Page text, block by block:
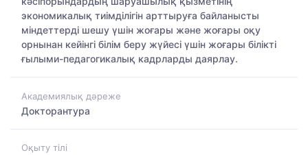
экономикалық тиімділігін арттыруға байланысты
міндеттерді шешу үшін жоғары және жоғары оқу
орнынан кейінгі білім беру жүйесі үшін жоғары білікті
ғылыми-педагогикалық кадрларды даярлау.
Академиялық дәреже
Докторантура
Оқыту тілі